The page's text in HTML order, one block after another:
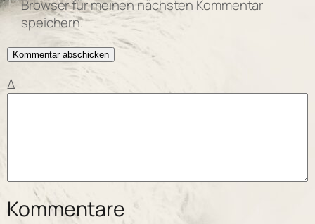
Browser für meinen nächsten Kommentar
speichern.
Δ
Kommentare